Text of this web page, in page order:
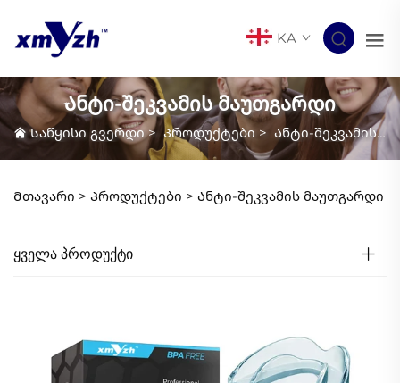
KA
Ანტი-შეკვამის მაუთგარდი
Საწყისი გვერდი> Პროდუქტები > Ანტი-შეკვამის მაუთგარდი
Მთავარი > Პროდუქტები > Ანტი-შეკვამის მაუთგარდი
ᲧᲕᲔᲚᲐ ᲞᲠᲝᲓᲣᲥᲢᲘ